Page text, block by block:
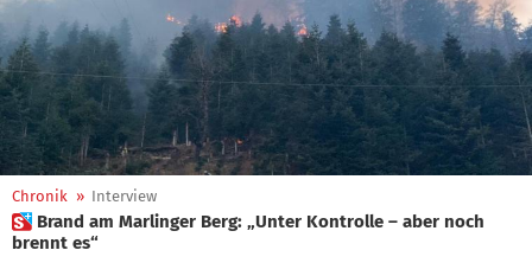
Chronik » Interview
 Brand am Marlinger Berg: „Unter Kontrolle – aber noch
brennt es“